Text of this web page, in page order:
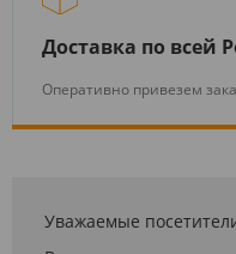
Доставка по всей
Оперативно привезем
Уважаемые